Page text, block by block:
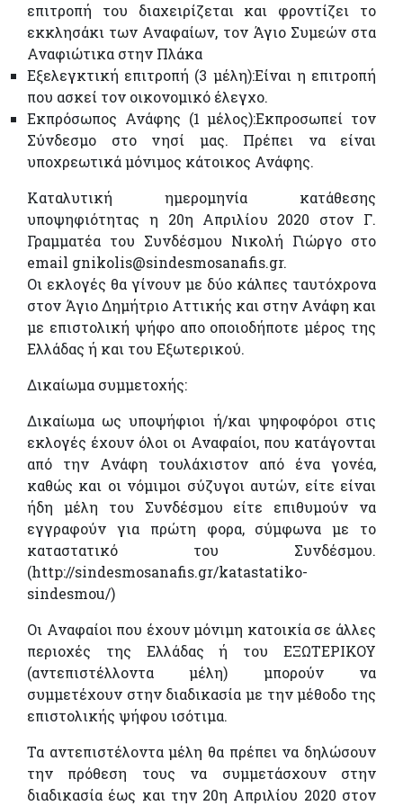
επιτροπή του διαχειρίζεται και φροντίζει το
εκκλησάκι των Αναφαίων, τον Άγιο Συμεών στα
Αναφιώτικα στην Πλάκα
Εξελεγκτική επιτροπή (3 μέλη):Είναι η επιτροπή
που ασκεί τον οικονομικό έλεγχο.
Εκπρόσωπος Ανάφης (1 μέλος):Εκπροσωπεί τον
Σύνδεσμο στο νησί μας. Πρέπει να είναι
υποχρεωτικά μόνιμος κάτοικος Ανάφης.
Καταλυτική ημερομηνία κατάθεσης
υποψηφιότητας η 20η Απριλίου 2020 στον Γ.
Γραμματέα του Συνδέσμου Νικολή Γιώργο στο
email gnikolis@sindesmosanafis.gr.
Οι εκλογές θα γίνουν με δύο κάλπες ταυτόχρονα
στον Άγιο Δημήτριο Αττικής και στην Ανάφη και
με επιστολική ψήφο απο οποιοδήποτε μέρος της
Ελλάδας ή και του Εξωτερικού.
Δικαίωμα συμμετοχής:
Δικαίωμα ως υποψήφιοι ή/και ψηφοφόροι στις
εκλογές έχουν όλοι οι Αναφαίοι, που κατάγονται
από την Ανάφη τουλάχιστον από ένα γονέα,
καθώς και οι νόμιμοι σύζυγοι αυτών, είτε είναι
ήδη μέλη του Συνδέσμου είτε επιθυμούν να
εγγραφούν για πρώτη φορα, σύμφωνα με το
καταστατικό του Συνδέσμου.
(http://sindesmosanafis.gr/katastatiko-
sindesmou/)
Οι Αναφαίοι που έχουν μόνιμη κατοικία σε άλλες
περιοχές της Ελλάδας ή του ΕΞΩΤΕΡΙΚΟΥ
(αντεπιστέλλοντα μέλη) μπορούν να
συμμετέχουν στην διαδικασία με την μέθοδο της
επιστολικής ψήφου ισότιμα.
Τα αντεπιστέλοντα μέλη θα πρέπει να δηλώσουν
την πρόθεση τους να συμμετάσχουν στην
διαδικασία έως και την 20η Απριλίου 2020 στον